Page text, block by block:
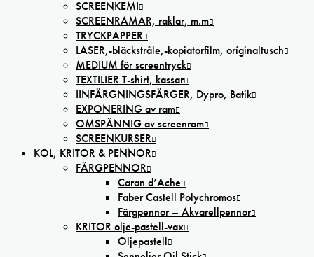
SCREENKEMI
SCREENRAMAR, raklar, m.m
TRYCKPAPPER
LASER,-bläckstråle,-kopiatorfilm, oríginaltusch
MEDIUM för screentryck
TEXTILIER T-shirt, kassar
IINFÄRGNINGSFÄRGER, Dypro, Batik
EXPONERING av ram
OMSPÄNNIG av screenram
SCREENKURSER
KOL, KRITOR & PENNOR
FÄRGPENNOR
Caran d’Ache
Faber Castell Polychromos
Färgpennor – Akvarellpennor
KRITOR olje-pastell-vax
Oljepastell